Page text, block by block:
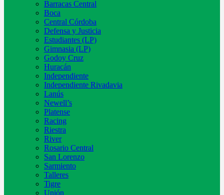
Barracas Central
Boca
Central Córdoba
Defensa y Justicia
Estudiantes (LP)
Gimnasia (LP)
Godoy Cruz
Huracán
Independiente
Independiente Rivadavia
Lanús
Newell’s
Platense
Racing
Riestra
River
Rosario Central
San Lorenzo
Sarmiento
Talleres
Tigre
Unión